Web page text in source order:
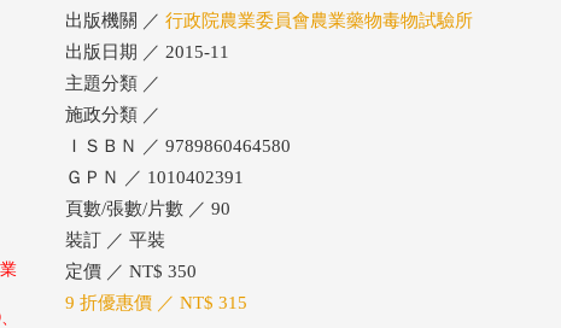
出版機關 ／ 行政院農業委員會農業藥物毒物試驗所
出版日期 ／ 2015-11
主題分類 ／
施政分類 ／
ＩＳＢＮ ／ 9789860464580
ＧＰＮ ／ 1010402391
頁數/張數/片數 ／ 90
裝訂 ／ 平裝
定價 ／ NT$ 350
9 折優惠價 ／ NT$ 315